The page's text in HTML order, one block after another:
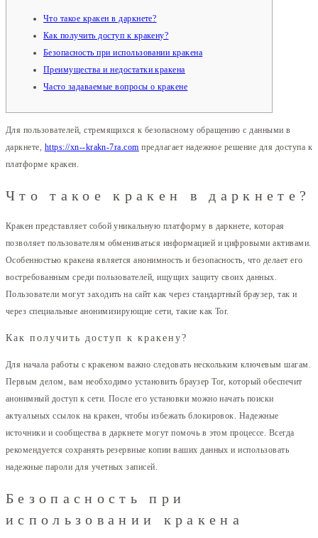
Что такое кракен в даркнете?
Как получить доступ к кракену?
Безопасность при использовании кракена
Преимущества и недостатки кракена
Часто задаваемые вопросы о кракене
Для пользователей, стремящихся к безопасному обращению с данными в
даркнете, https://xn--krakn-7ra.com предлагает надежное решение для доступа к
платформе кракен.
Что такое кракен в даркнете?
Кракен представляет собой уникальную платформу в даркнете, которая
позволяет пользователям обмениваться информацией и цифровыми активами.
Особенностью кракена является анонимность и безопасность, что делает его
востребованным среди пользователей, ищущих защиту своих данных.
Пользователи могут заходить на сайт как через стандартный браузер, так и
через специальные анонимизирующие сети, такие как Tor.
Как получить доступ к кракену?
Для начала работы с кракеном важно следовать нескольким ключевым шагам.
Первым делом, вам необходимо установить браузер Tor, который обеспечит
анонимный доступ к сети. После его установки можно начать поиски
актуальных ссылок на кракен, чтобы избежать блокировок. Надежные
источники и сообщества в даркнете могут помочь в этом процессе. Всегда
рекомендуется сохранять резервные копии ваших данных и использовать
надежные пароли для учетных записей.
Безопасность при
использовании кракена